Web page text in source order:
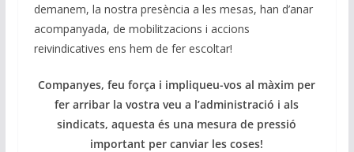
demanem, la nostra presència a les mesas, han d’anar
acompanyada, de mobilitzacions i accions
reivindicatives ens hem de fer escoltar!
Companyes, feu força i impliqueu-vos al màxim per
fer arribar la vostra veu a l’administració i als
sindicats, aquesta és una mesura de pressió
important per canviar les coses!